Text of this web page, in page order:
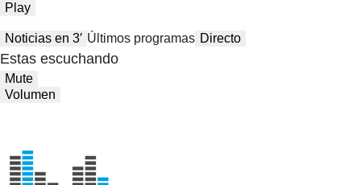
Play
Noticias en 3′ Últimos programas Directo
Estas escuchando
Mute
Volumen